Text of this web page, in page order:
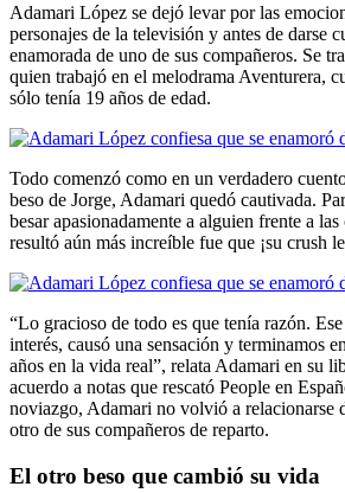
Adamari López se dejó levar por las
personajes de la televisión y antes de darse
enamorada de uno de sus compañeros. Se
quien trabajó en el melodrama Aventurera,
sólo tenía 19 años de edad.
Todo comenzó como en un verdadero
beso de Jorge, Adamari quedó cautivada.
besar apasionadamente a alguien frente a
resultó aún más increíble fue que ¡su crush
“Lo gracioso de todo es que tenía razón.
interés, causó una sensación y terminamos
años en la vida real”, relata Adamari en su
acuerdo a notas que rescató People en
noviazgo, Adamari no volvió a relacionarse
otro de sus compañeros de reparto.
El otro beso que cambió su vida